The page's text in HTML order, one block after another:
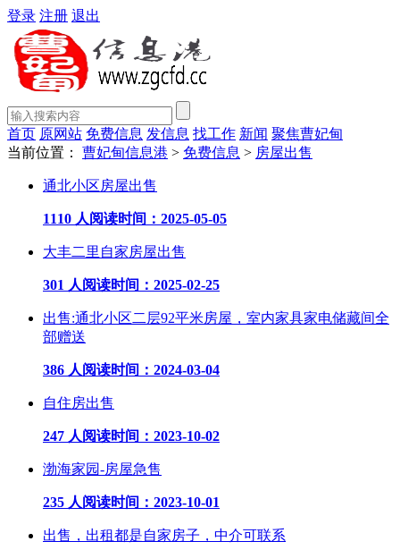
登录 注册 退出
首页 原网站 免费信息 发信息 找工作 新闻 聚焦曹妃甸
当前位置： 曹妃甸信息港 > 免费信息 > 房屋出售
通北小区房屋出售
1110 人阅读时间：2025-05-05
大丰二里自家房屋出售
301 人阅读时间：2025-02-25
出售:通北小区二层92平米房屋，室内家具家电储藏间全
部赠送
386 人阅读时间：2024-03-04
自住房出售
247 人阅读时间：2023-10-02
渤海家园-房屋急售
235 人阅读时间：2023-10-01
出售，出租都是自家房子，中介可联系